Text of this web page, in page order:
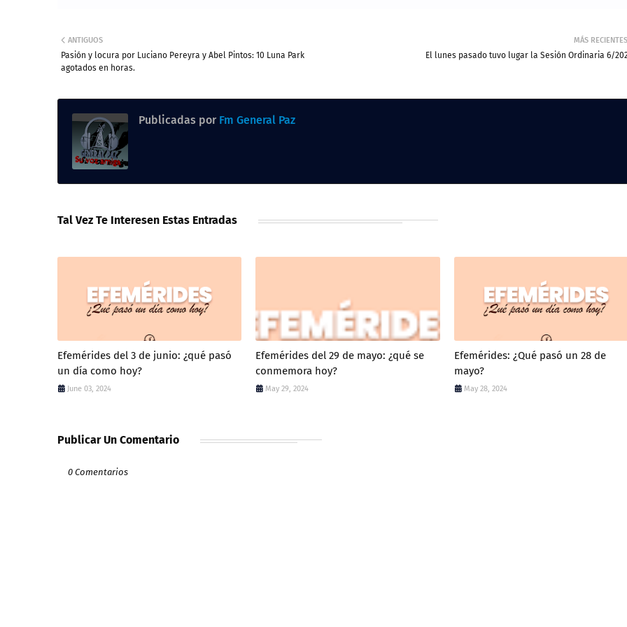
MÁS RECIENTES
El lunes pasado tuvo lugar la Sesión Ordinaria 6/
ANTIGUOS
Pasión y locura por Luciano Pereyra y Abel Pintos: 10 Luna Park
agotados en horas.
Publicadas por Fm General Paz
Tal Vez Te Interesen Estas Entradas
Efemérides del 3 de junio: ¿qué pasó
un día como hoy?
June 03, 2024
Efemérides del 29 de mayo: ¿qué se
conmemora hoy?
May 29, 2024
Efemérides: ¿Qué pasó un 28 de
mayo?
May 28, 2024
Publicar Un Comentario
0 Comentarios